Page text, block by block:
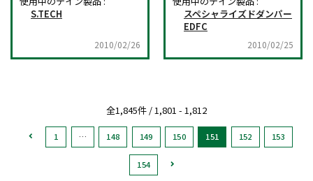
S.TECH
2010/02/26
スペシャライズドダンパー
EDFC
2010/02/25
全1,845件 / 1,801 - 1,812
1 … 148 149 150 151 152 153
154